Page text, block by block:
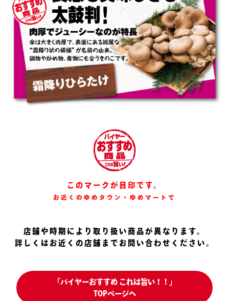
このマークが目印です。
お近くのゆめタウン・ゆめマートで
店舗や時期により取り扱い商品が異なります。
詳しくはお近くの店舗までお問い合わせください。
「バイヤーおすすめ これは旨い！！」
TOPページへ